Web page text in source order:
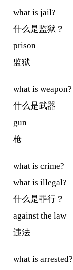
what is jail?
什么是监狱？
prison
监狱
what is weapon?
什么是武器
gun
枪
what is crime?
what is illegal?
什么是罪行？
against the law
违法
what is arrested?